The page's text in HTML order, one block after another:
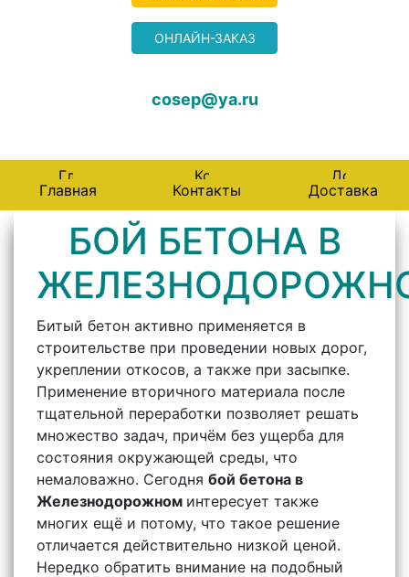
ОНЛАЙН-ЗАКАЗ
cosep@ya.ru
Главная Контакты Доставка
БОЙ БЕТОНА В
Битый бетон активно применяется в
строительстве при проведении новых дорог,
укреплении откосов, а также при засыпке.
Применение вторичного материала после
тщательной переработки позволяет решать
множество задач, причём без ущерба для
состояния окружающей среды, что
немаловажно. Сегодня бой бетона в
Железнодорожном интересует также
многих ещё и потому, что такое решение
отличается действительно низкой ценой.
Нередко обратить внимание на подобный